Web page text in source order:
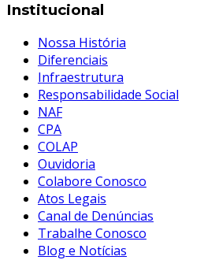
Institucional
Nossa História
Diferenciais
Infraestrutura
Responsabilidade Social
NAF
CPA
COLAP
Ouvidoria
Colabore Conosco
Atos Legais
Canal de Denúncias
Trabalhe Conosco
Blog e Notícias